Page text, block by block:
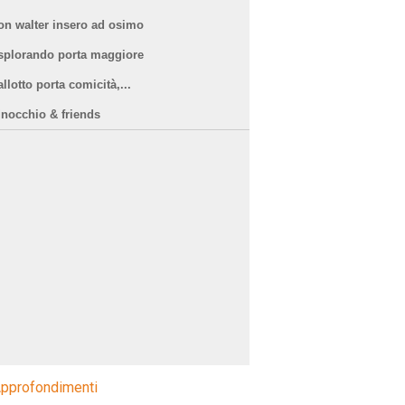
walter insero ad osimo
porta maggiore
porta comicità,...
& friends